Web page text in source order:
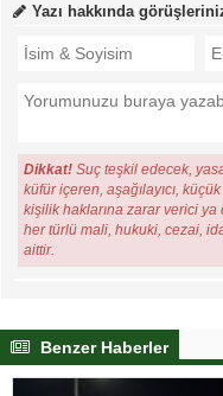
Yazı hakkında
Dikkat! Suç teşkil edecek,
küfür içeren, aşağılayıcı,
kişilik haklarına zarar verici
her türlü mali, hukuki, cezai,
aittir.
Benzer Haberler